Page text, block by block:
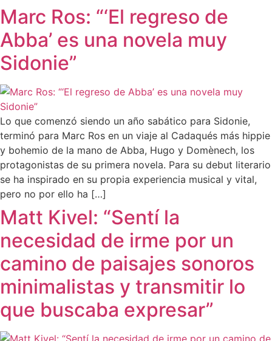
Marc Ros: “‘El regreso de
Abba’ es una novela muy
Sidonie”
Lo que comenzó siendo un año sabático para Sidonie,
terminó para Marc Ros en un viaje al Cadaqués más hippie
y bohemio de la mano de Abba, Hugo y Domènech, los
protagonistas de su primera novela. Para su debut literario
se ha inspirado en su propia experiencia musical y vital,
pero no por ello ha […]
Matt Kivel: “Sentí la
necesidad de irme por un
camino de paisajes sonoros
minimalistas y transmitir lo
que buscaba expresar”